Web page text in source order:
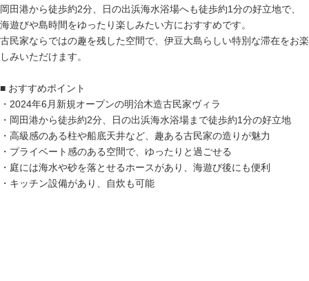
岡田港から徒歩約2分、日の出浜海水浴場へも徒歩約1分の好立地で、
海遊びや島時間をゆったり楽しみたい方におすすめです。
古民家ならではの趣を残した空間で、伊豆大島らしい特別な滞在をお楽
しみいただけます。
■ おすすめポイント
・2024年6月新規オープンの明治木造古民家ヴィラ
・岡田港から徒歩約2分、日の出浜海水浴場まで徒歩約1分の好立地
・高級感のある柱や船底天井など、趣ある古民家の造りが魅力
・プライベート感のある空間で、ゆったりと過ごせる
・庭には海水や砂を落とせるホースがあり、海遊び後にも便利
・キッチン設備があり、自炊も可能